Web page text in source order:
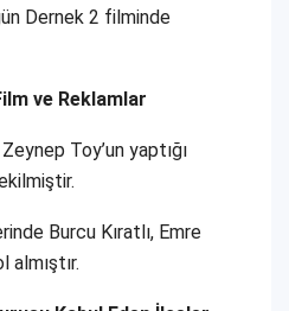
Dernek 2 filminde
ve Reklamlar
Toy’un yaptığı
Burcu Kıratlı, Emre
almıştır.